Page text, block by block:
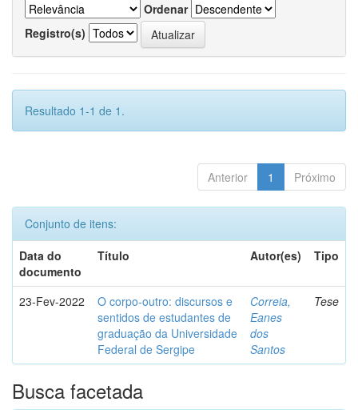
Ordenar
Registro(s)
Resultado 1-1 de 1.
Anterior 1 Próximo
Conjunto de itens:
Data do
documento
Título Autor(es) Tipo
23-Fev-2022
O corpo-outro: discursos e
sentidos de estudantes de
graduação da Universidade
Federal de Sergipe
Correia,
Eanes
dos
Santos
Tese
Busca facetada